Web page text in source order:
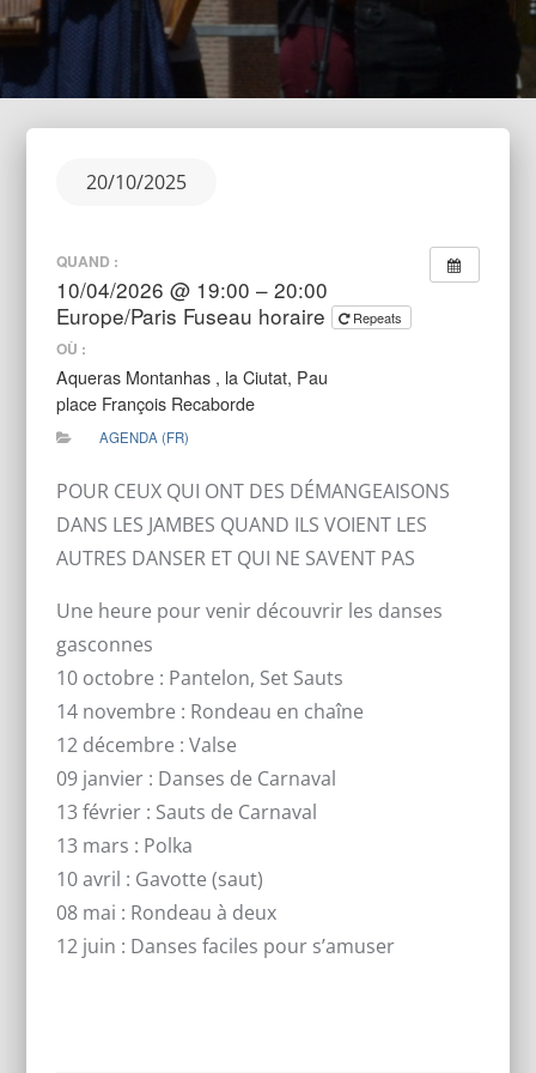
Posted
20/10/2025
QUAND :
10/04/2026 @ 19:00 – 20:00
Europe/Paris Fuseau horaire
Repeats
OÙ :
Aqueras Montanhas , la Ciutat, Pau
place François Recaborde
AGENDA (FR)
POUR CEUX QUI ONT DES DÉMANGEAISONS
DANS LES JAMBES QUAND ILS VOIENT LES
AUTRES DANSER ET QUI NE SAVENT PAS
Une heure pour venir découvrir les danses
gasconnes
10 octobre : Pantelon, Set Sauts
14 novembre : Rondeau en chaîne
12 décembre : Valse
09 janvier : Danses de Carnaval
13 février : Sauts de Carnaval
13 mars : Polka
10 avril : Gavotte (saut)
08 mai : Rondeau à deux
12 juin : Danses faciles pour s’amuser